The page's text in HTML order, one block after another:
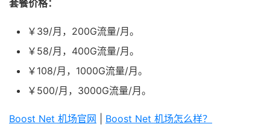
套餐价格：
￥39/月，200G流量/月。
￥58/月，400G流量/月。
￥108/月，1000G流量/月。
￥500/月，3000G流量/月。
Boost Net 机场官网 Boost Net 机场怎么样？